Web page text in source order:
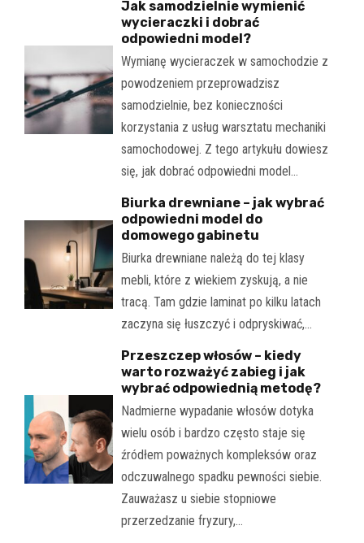
Jak samodzielnie wymienić
wycieraczki i dobrać
odpowiedni model?
Wymianę wycieraczek w samochodzie z
powodzeniem przeprowadzisz
samodzielnie, bez konieczności
korzystania z usług warsztatu mechaniki
samochodowej. Z tego artykułu dowiesz
się, jak dobrać odpowiedni model…
Biurka drewniane – jak wybrać
odpowiedni model do
domowego gabinetu
Biurka drewniane należą do tej klasy
mebli, które z wiekiem zyskują, a nie
tracą. Tam gdzie laminat po kilku latach
zaczyna się łuszczyć i odpryskiwać,…
Przeszczep włosów – kiedy
warto rozważyć zabieg i jak
wybrać odpowiednią metodę?
Nadmierne wypadanie włosów dotyka
wielu osób i bardzo często staje się
źródłem poważnych kompleksów oraz
odczuwalnego spadku pewności siebie.
Zauważasz u siebie stopniowe
przerzedzanie fryzury,…